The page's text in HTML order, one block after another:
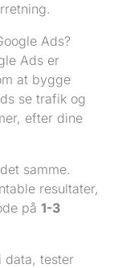
Ads?
Ads er
at bygge
se trafik og
efter dine
samme.
resultater,
på1-3
data, tester